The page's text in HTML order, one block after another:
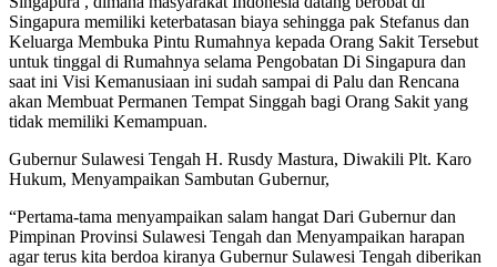
Singapura memiliki keterbatasan biaya sehingga pak Stefanus dan
Keluarga Membuka Pintu Rumahnya kepada Orang Sakit Tersebut
untuk tinggal di Rumahnya selama Pengobatan Di Singapura dan
saat ini Visi Kemanusiaan ini sudah sampai di Palu dan Rencana
akan Membuat Permanen Tempat Singgah bagi Orang Sakit yang
tidak memiliki Kemampuan.
Gubernur Sulawesi Tengah H. Rusdy Mastura, Diwakili Plt. Karo
Hukum, Menyampaikan Sambutan Gubernur,
“Pertama-tama menyampaikan salam hangat Dari Gubernur dan
Pimpinan Provinsi Sulawesi Tengah dan Menyampaikan harapan
agar terus kita berdoa kiranya Gubernur Sulawesi Tengah diberikan